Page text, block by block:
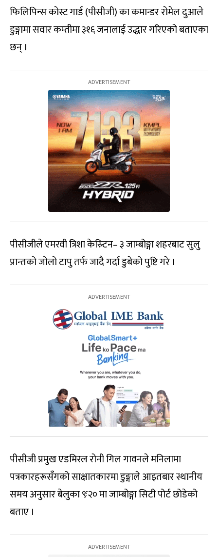
फिलिपिन्स कोस्ट गार्ड (पीसीजी) का कमान्डर रोमेल दुआले
डुङ्गामा सवार कम्तीमा ३१६ जनालाई उद्धार गरिएको बताएका
छन् ।
पीसीजीले एमरवी त्रिशा केस्र्टिन– ३ जाम्बोङ्गा शहरबाट सुलु
प्रान्तको जोलो टापु तर्फ जादै गर्दा डुबेको पुष्टि गरे ।
पीसीजी प्रमुख एडमिरल रोनी गिल गावनले मनिलामा
पत्रकारहरूसँगको साक्षातकारमा डुङ्गाले आइतबार स्थानीय
समय अनुसार बेलुका ९ः२० मा जाम्बोङ्गा सिटी पोर्ट छोडेको
बताए ।